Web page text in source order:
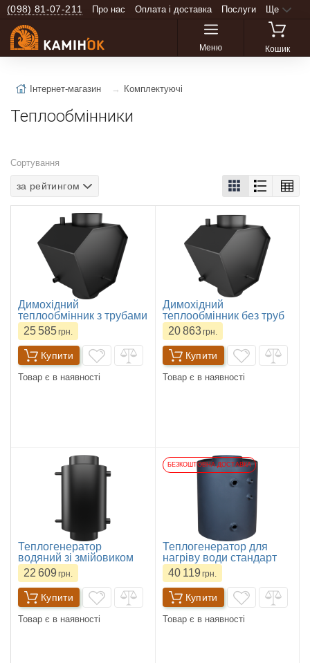
(098) 81-07-211 Про нас Оплата і доставка Послуги Ще
Меню Кошик
Інтернет-магазин Комплектуючі
Теплообмінники
Сортування
за рейтингом
Димохідний
теплообмінник з трубами
25 585грн.
Купити
Товар є в наявності
Димохідний
теплообмінник без труб
20 863грн.
Купити
Товар є в наявності
Теплогенератор
водяний зі змійовиком
22 609 грн.
Купити
Товар є в наявності
БЕЗКОШТОВНА ДОСТАВКА
Теплогенератор для
нагріву води стандарт
40 119 грн.
Купити
Товар є в наявності